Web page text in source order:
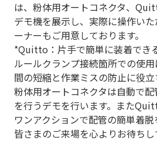
は、粉体用オートコネクタ、
デモ機を展示し、実際に操作い
ーナーもご用意しております。
*Quitto：片手で簡単に装着でき
ルールクランプ接続箇所での使
間の短縮と作業ミスの防止に役立
粉体用オートコネクタは自動で
を行うデモを行います。また
ワンアクションで配管の簡単着脱
皆さまのご来場を心よりお待ちし